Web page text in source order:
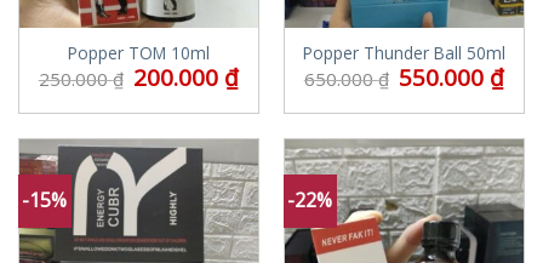
Popper TOM 10ml
250.000₫ 200.000 ₫
Popper Thunder Ball 50ml
650.000₫ 550.000 ₫
-15% -22%